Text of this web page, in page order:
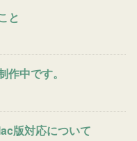
と
中です。
版対応について